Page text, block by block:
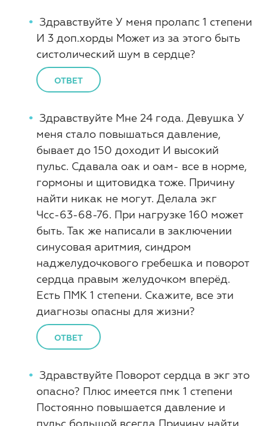
Здравствуйте У меня пролапс 1 степени
И 3 доп.хорды Может из за этого быть
систолический шум в сердце?
ОТВЕТ
Здравствуйте Мне 24 года. Девушка У
меня стало повышаться давление,
бывает до 150 доходит И высокий
пульс. Сдавала оак и оам- все в норме,
гормоны и щитовидка тоже. Причину
найти никак не могут. Делала экг
Чсс-63-68-76. При нагрузке 160 может
быть. Так же написали в заключении
синусовая аритмия, синдром
наджелудочкового гребешка и поворот
сердца правым желудочком вперёд.
Есть ПМК 1 степени. Скажите, все эти
диагнозы опасны для жизни?
ОТВЕТ
Здравствуйте Поворот сердца в экг это
опасно? Плюс имеется пмк 1 степени
Постоянно повышается давление и
пульс большой всегда Причину найти